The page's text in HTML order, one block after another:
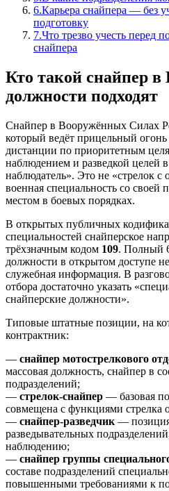
6.Карьера снайпера — без
подготовку
7.Что трезво учесть перед
снайпера
Кто такой снайпер
должности подходят
Снайпер в Вооружённых Силах
который ведёт прицельный
дистанции по приоритетным
наблюдением и разведкой целей
наблюдатель». Это не «стрелок с
военная специальность со своей
местом в боевых порядках.
В открытых публичных
специальностей снайперское
трёхзначным кодом 109. Полный
должности в открытом доступе
служебная информация. В
отбора достаточно указать
снайперские должности».
Типовые штатные позиции, на
контрактник:
— снайпер мотострелкового
массовая должность, снайпер в
подразделений;
— стрелок-снайпер — базовая
совмещена с функциями стрелка
— снайпер-разведчик —
разведывательных
наблюдению;
— снайпер группы
составе подразделений
повышенными требованиями к